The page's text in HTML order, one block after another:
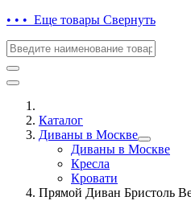
• • • Еще товары Свернуть
Каталог
Диваны в Москве
Диваны в Москве
Кресла
Кровати
Прямой Диван Бристоль